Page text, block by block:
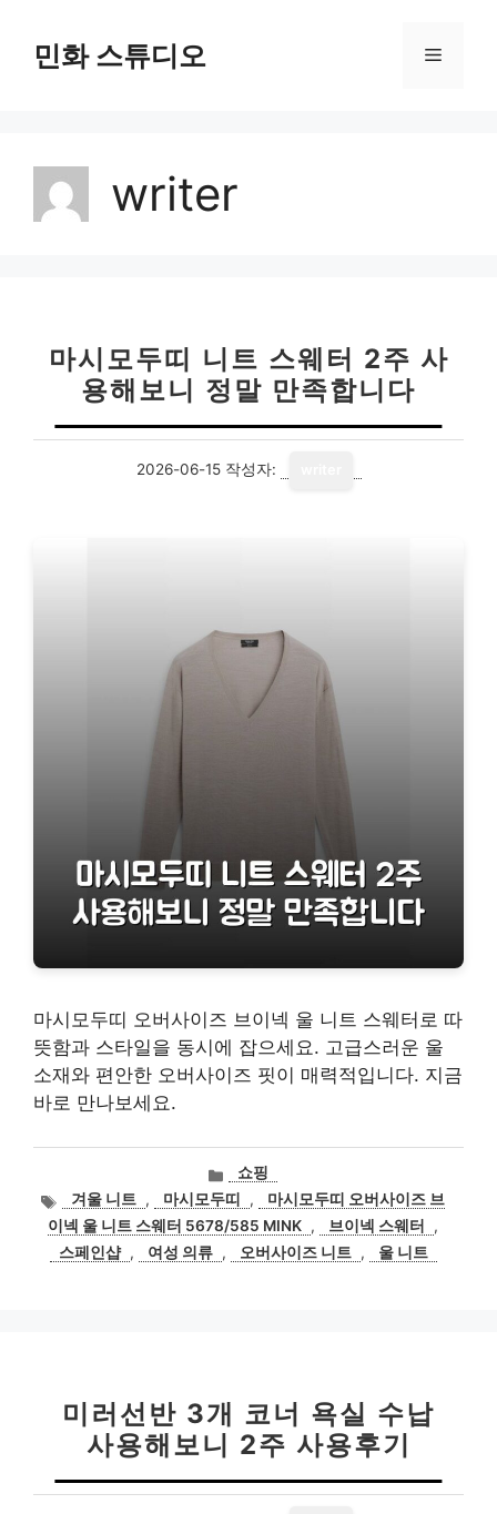
민화 스튜디오 메
writer
마시모두띠 니트 스웨터 2주 사
용해보니 정말 만족합니다
2026-06-15 작성자:
마시모두띠 오버사이즈 브이넥 울 니트 스웨터로 따
뜻함과 스타일을 동시에 잡으세요. 고급스러운 울
소재와 편안한 오버사이즈 핏이 매력적입니다. 지금
바로 만나보세요.
카
테
고
리
쇼핑
태
그
겨울 니트 , 마시모두띠 ,
마시모두띠 오버사이즈 브
이넥 울 니트 스웨터 5678/585 MINK , 브이넥 스웨터
,
스페인샵 , 여성 의류 , 오버사이즈 니트 , 울 니트
미러선반 3개 코너 욕실 수납
사용해보니 2주 사용후기